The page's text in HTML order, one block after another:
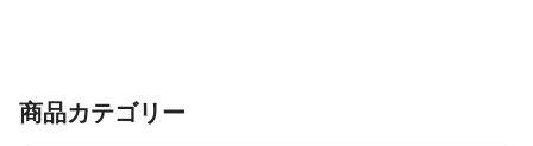
商品カテゴリー